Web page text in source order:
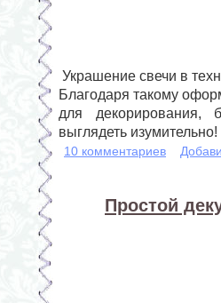
Украшение свечи в
Благодаря такому
для декорирования,
выглядеть изумительно!
10 комментариев
Простой